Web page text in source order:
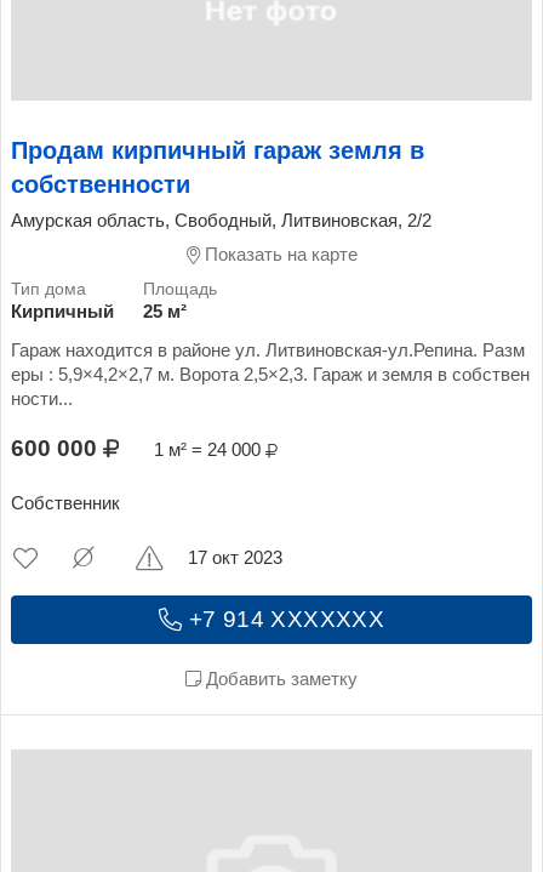
Продам кирпичный гараж земля в
собственности
Амурская область, Свободный, Литвиновская, 2/2
Показать на карте
Кирпичный
25 м²
Гараж находится в районе ул. Литвиновская-ул.Репина. Разм
еры : 5,9×4,2×2,7 м. Ворота 2,5×2,3. Гараж и земля в собствен
ности...
600 000 1 м² = 24 000
Собственник
+7 914 XXXXXXX
Добавить заметку
17 окт 2023